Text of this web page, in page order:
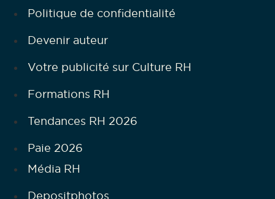
Politique de confidentialité
Devenir auteur
Votre publicité sur Culture RH
Formations RH
Tendances RH 2026
Paie 2026
Média RH
Depositphotos